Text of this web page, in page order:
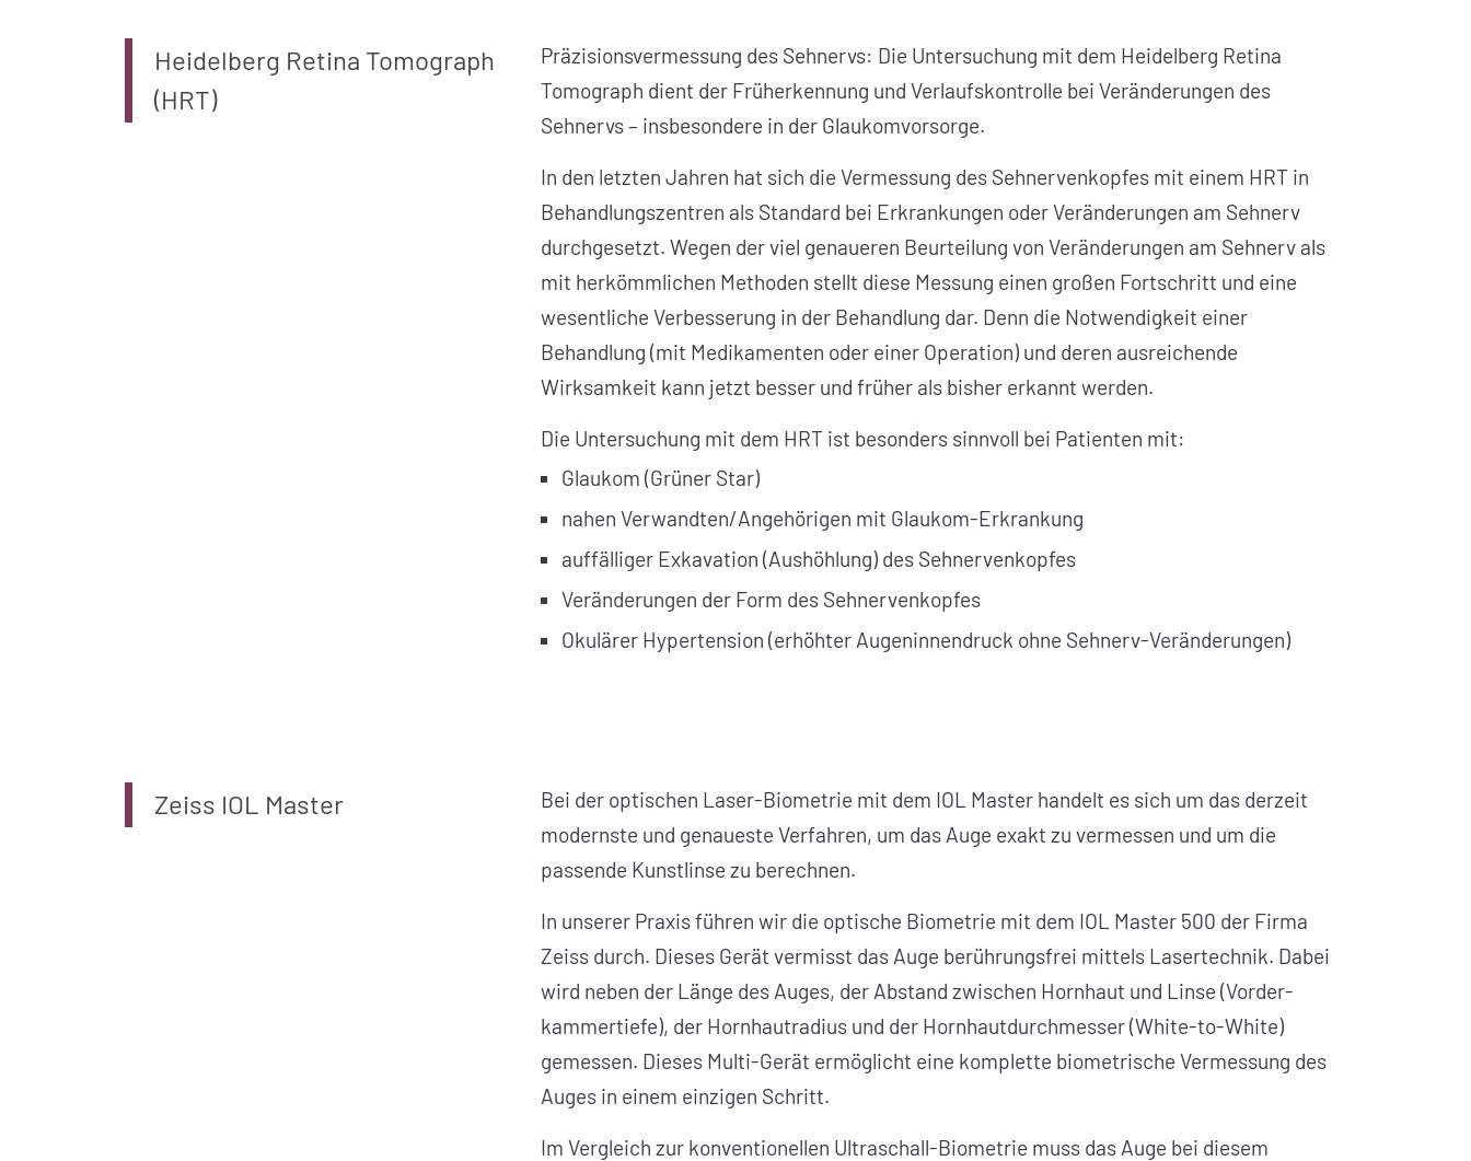
Heidelberg Retina Tomograph
(HRT)
Präzisionsvermessung des Sehnervs: Die Untersuchung mit dem Heidelberg Retina
Tomograph dient der Früherkennung und Verlaufskontrolle bei Veränderungen des
Sehnervs – insbesondere in der Glaukom­vorsorge.
In den letzten Jahren hat sich die Vermessung des Sehnervenkopfes mit einem HRT in
Behandlungszentren als Standard bei Erkrankungen oder Veränderungen am Sehnerv
durchgesetzt. Wegen der viel genaueren Beurteilung von Veränderungen am Sehnerv als
mit herkömmlichen Methoden stellt diese Messung einen großen Fortschritt und eine
wesentliche Verbesserung in der Behandlung dar. Denn die Notwendigkeit einer
Behandlung (mit Medikamenten oder einer Operation) und deren ausreichende
Wirksamkeit kann jetzt besser und früher als bisher erkannt werden.
Die Untersuchung mit dem HRT ist besonders sinnvoll bei Patienten mit:
Glaukom (Grüner Star)
nahen Verwandten/Angehörigen mit Glaukom-Erkrankung
auffälliger Exkavation (Aushöhlung) des Sehnervenkopfes
Veränderungen der Form des Sehnervenkopfes
Okulärer Hypertension (erhöhter Augeninnendruck ohne Sehnerv-Veränderungen)
Zeiss IOL Master
Bei der optischen Laser-Biometrie mit dem IOL Master handelt es sich um das derzeit
modernste und genaueste Verfahren, um das Auge exakt zu vermessen und um die
passende Kunstlinse zu berechnen.
In unserer Praxis führen wir die optische Biometrie mit dem IOL Master 500 der Firma
Zeiss durch. Dieses Gerät vermisst das Auge berührungsfrei mittels Lasertechnik. Dabei
wird neben der Länge des Auges, der Abstand zwischen Hornhaut und Linse (Vorder­
kammertiefe), der Hornhautradius und der Hornhautdurchmesser (White-to-White)
gemessen. Dieses Multi-Gerät ermöglicht eine komplette biometrische Vermessung des
Auges in einem einzigen Schritt.
Im Vergleich zur konventionellen Ultraschall-Biometrie muss das Auge bei diesem